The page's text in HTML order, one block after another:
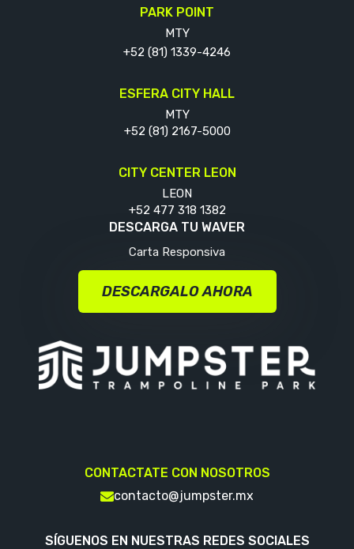
PARK POINT
MTY
+52 (81) 1339-4246
ESFERA CITY HALL
MTY
+52 (81) 2167-5000
CITY CENTER LEON
LEON
+52 477 318 1382
DESCARGA TU WAVER
Carta Responsiva
DESCARGALO AHORA
CONTACTATE CON NOSOTROS
contacto@jumpster.mx
SÍGUENOS EN NUESTRAS REDES SOCIALES